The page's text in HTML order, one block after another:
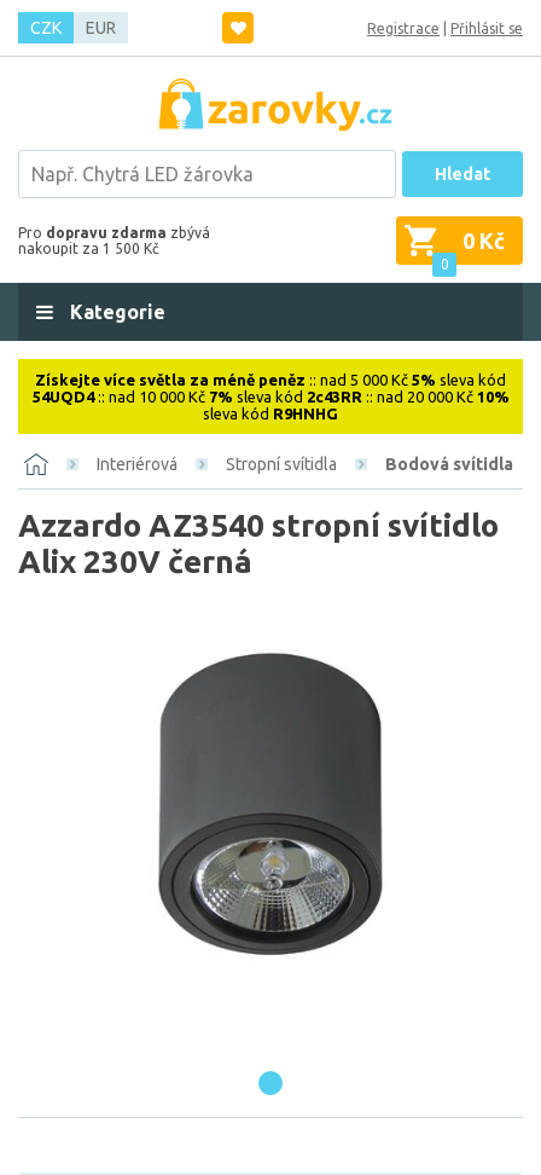
CZK EUR Registrace Přihlásit se
Hledat
Pro dopravu zdarma zbývá
nakoupit za 1 500 Kč
0
0 Kč
Kategorie
Získejte více světla za méně peněz :: nad 5 000 Kč 5% sleva kód
54UQD4:: nad 10 000 Kč 7% sleva kód 2c43RR :: nad 20 000 Kč 10%
sleva kód R9HNHG
Interiérová Stropní svítidla Bodová svítidla
Azzardo AZ3540 stropní svítidlo
Alix 230V černá